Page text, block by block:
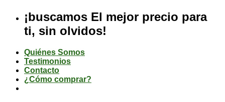
contenido
¡buscamos El mejor precio para
ti, sin olvidos!
Quiénes Somos
Testimonios
Contacto
¿Cómo comprar?